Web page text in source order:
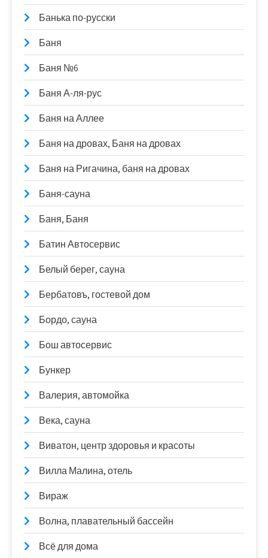
Банька по-русски
Баня
Баня №6
Баня А-ля-рус
Баня на Аллее
Баня на дровах, Баня на дровах
Баня на Ригачина, баня на дровах
Баня-сауна
Баня, Баня
Батин Автосервис
Белый берег, сауна
Бербатовъ, гостевой дом
Бордо, сауна
Бош автосервис
Бункер
Валерия, автомойка
Века, сауна
Виватон, центр здоровья и красоты
Вилла Малина, отель
Вираж
Волна, плавательный бассейн
Всё для дома